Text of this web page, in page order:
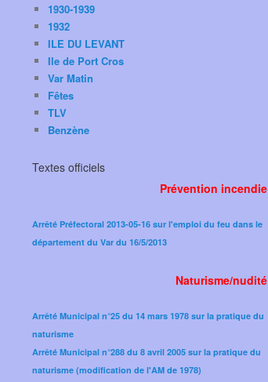
1930-1939
1932
ILE DU LEVANT
Ile de Port Cros
Var Matin
Fêtes
TLV
Benzène
Textes officiels
Prévention incendie
Arrêté Préfectoral 2013-05-16 sur l'emploi du feu dans le
département du Var du 16/5/2013
Naturisme/nudité
Arrêté Municipal n°25 du 14 mars 1978 sur la pratique du
naturisme
Arrêté Municipal n°288 du 8 avril 2005 sur la pratique du
naturisme (modification de l'AM de 1978)​